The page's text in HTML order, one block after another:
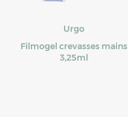
Urgo
Filmogel crevasses mains
3,25ml